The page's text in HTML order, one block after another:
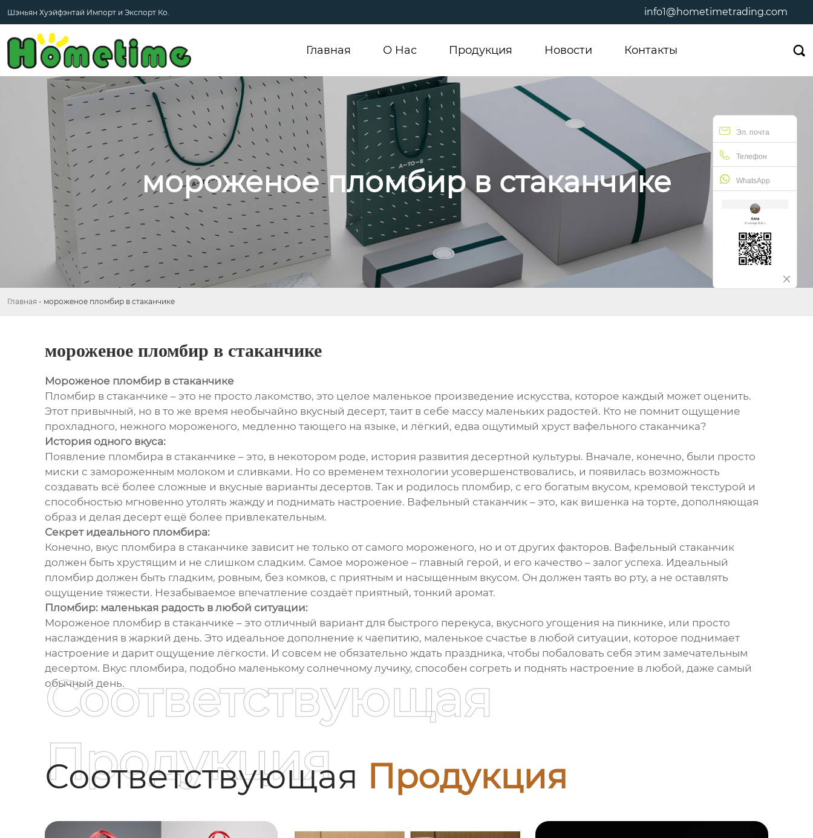
Шэньян Хуэйфэнтай Импорт и Экспорт Ко. info1@hometimetrading.com
Главная О Hас Продукция Новости Контакты 
мороженое пломбир в стаканчике
Главная - мороженое пломбир в стаканчике
мороженое пломбир в стаканчике
Мороженое пломбир в стаканчике
Пломбир в стаканчике – это не просто лакомство, это целое маленькое произведение искусства, которое каждый может оценить.
Этот привычный, но в то же время необычайно вкусный десерт, таит в себе массу маленьких радостей. Кто не помнит ощущение
прохладного, нежного мороженого, медленно тающего на языке, и лёгкий, едва ощутимый хруст вафельного стаканчика?
История одного вкуса:
Появление пломбира в стаканчике – это, в некотором роде, история развития десертной культуры. Вначале, конечно, были просто
миски с замороженным молоком и сливками. Но со временем технологии усовершенствовались, и появилась возможность
создавать всё более сложные и вкусные варианты десертов. Так и родилось пломбир, с его богатым вкусом, кремовой текстурой и
способностью мгновенно утолять жажду и поднимать настроение. Вафельный стаканчик – это, как вишенка на торте, дополняющая
образ и делая десерт ещё более привлекательным.
Секрет идеального пломбира:
Конечно, вкус пломбира в стаканчике зависит не только от самого мороженого, но и от других факторов. Вафельный стаканчик
должен быть хрустящим и не слишком сладким. Самое мороженое – главный герой, и его качество – залог успеха. Идеальный
пломбир должен быть гладким, ровным, без комков, с приятным и насыщенным вкусом. Он должен таять во рту, а не оставлять
ощущение тяжести. Незабываемое впечатление создаёт приятный, тонкий аромат.
Пломбир: маленькая радость в любой ситуации:
Мороженое пломбир в стаканчике – это отличный вариант для быстрого перекуса, вкусного угощения на пикнике, или просто
наслаждения в жаркий день. Это идеальное дополнение к чаепитию, маленькое счастье в любой ситуации, которое поднимает
настроение и дарит ощущение лёгкости. И совсем не обязательно ждать праздника, чтобы побаловать себя этим замечательным
десертом. Вкус пломбира, подобно маленькому солнечному лучику, способен согреть и поднять настроение в любой, даже самый
обычный день.
Соответствующая Продукция
Соответствующая
Продукция
Эл. почта
Телефон
WhatsApp